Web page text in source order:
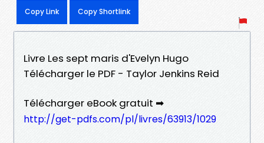
Copy Link Copy Shortlink
Livre Les sept maris d'Evelyn Hugo
Télécharger le PDF - Taylor Jenkins Reid
Télécharger eBook gratuit ➡
http://get-pdfs.com/pl/livres/63913/1029